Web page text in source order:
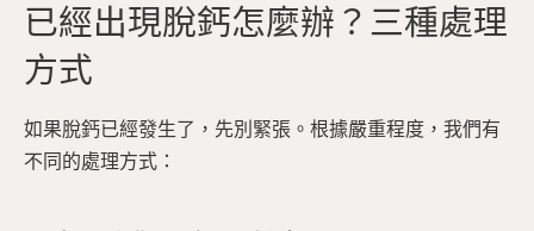
已經出現脫鈣怎麼辦？三種處理
方式
如果脫鈣已經發生了，先別緊張。根據嚴重程度，我們有
不同的處理方式：